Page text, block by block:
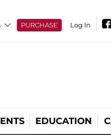
PURCHASE Log In
EDUCATION